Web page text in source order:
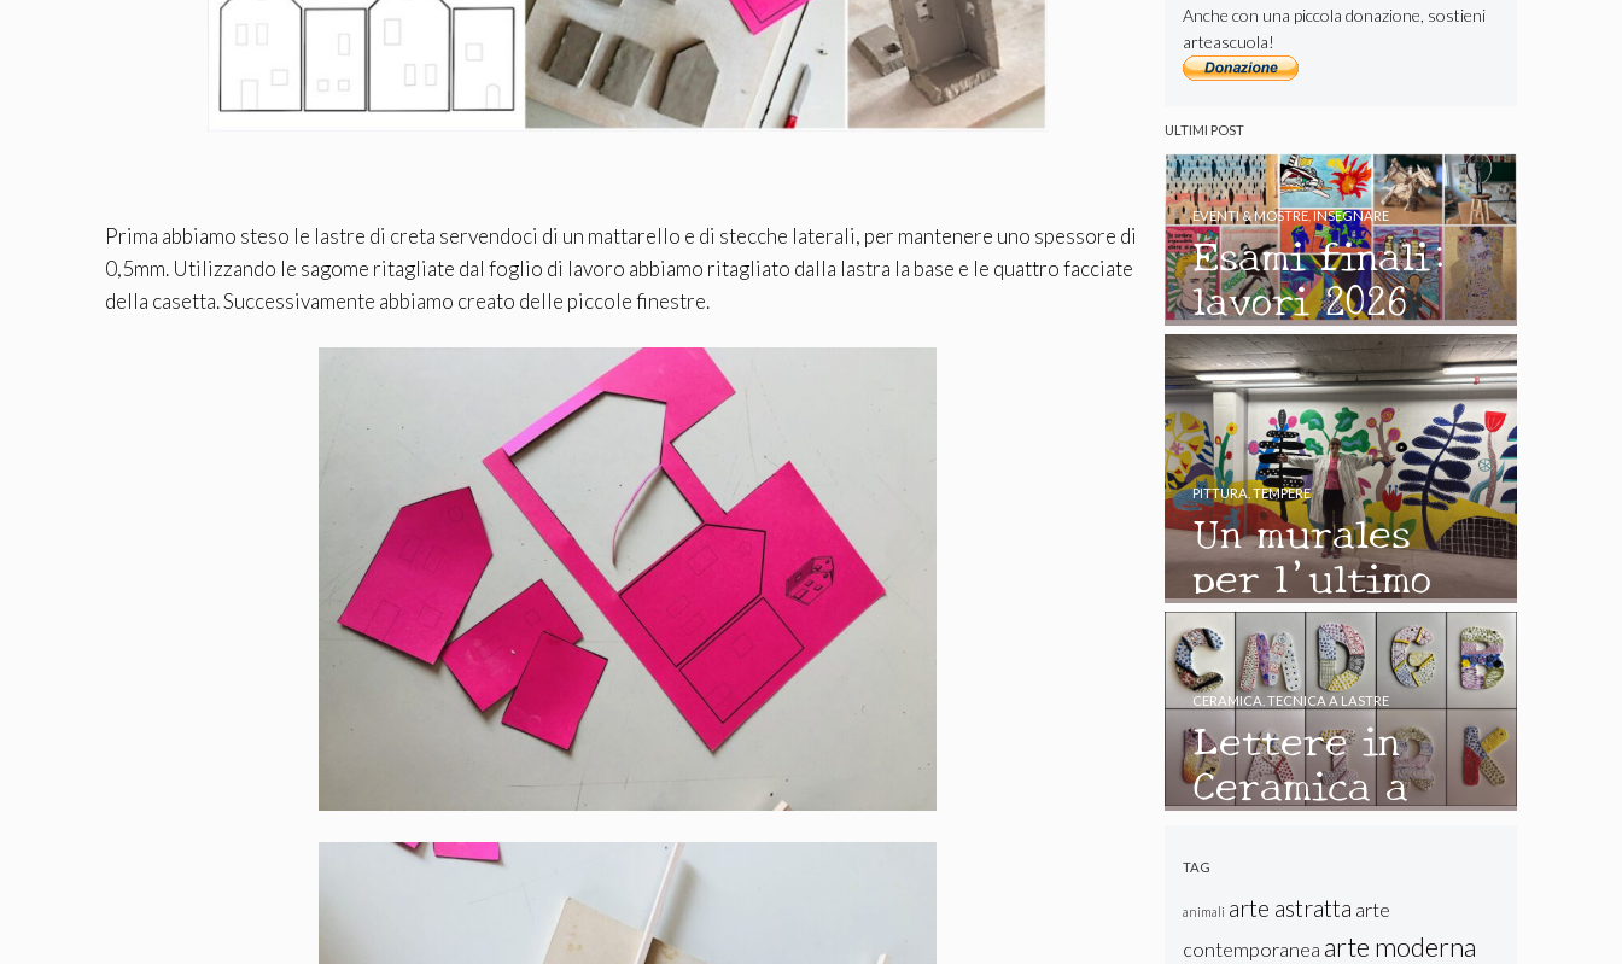
Prima abbiamo steso le lastre di creta servendoci di un mattarello e di stecche laterali, per mantenere uno spessore di
0,5mm. Utilizzando le sagome ritagliate dal foglio di lavoro abbiamo ritagliato dalla lastra la base e le quattro facciate
della casetta. Successivamente abbiamo creato delle piccole finestre.
Anche con una piccola donazione, sostieni
arteascuola!
ULTIMI POST
Esami finali:
lavori 2026
EVENTI & MOSTRE, INSEGNARE
Un murales
per l’ultimo
giorno di
scuola
PITTURA TEMPERE
Lettere in
Ceramica a
Lastra:
Texture e
Colore
CERAMICA TECNICA A LASTRE
TAG
animali arte astratta arte
contemporanea arte moderna